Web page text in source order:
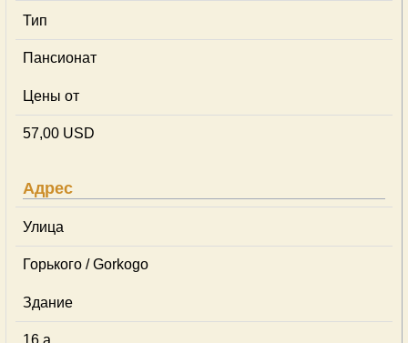
Тип
Пансионат
Цены от
57,00 USD
Адрес
Улица
Горького / Gorkogo
Здание
16 a